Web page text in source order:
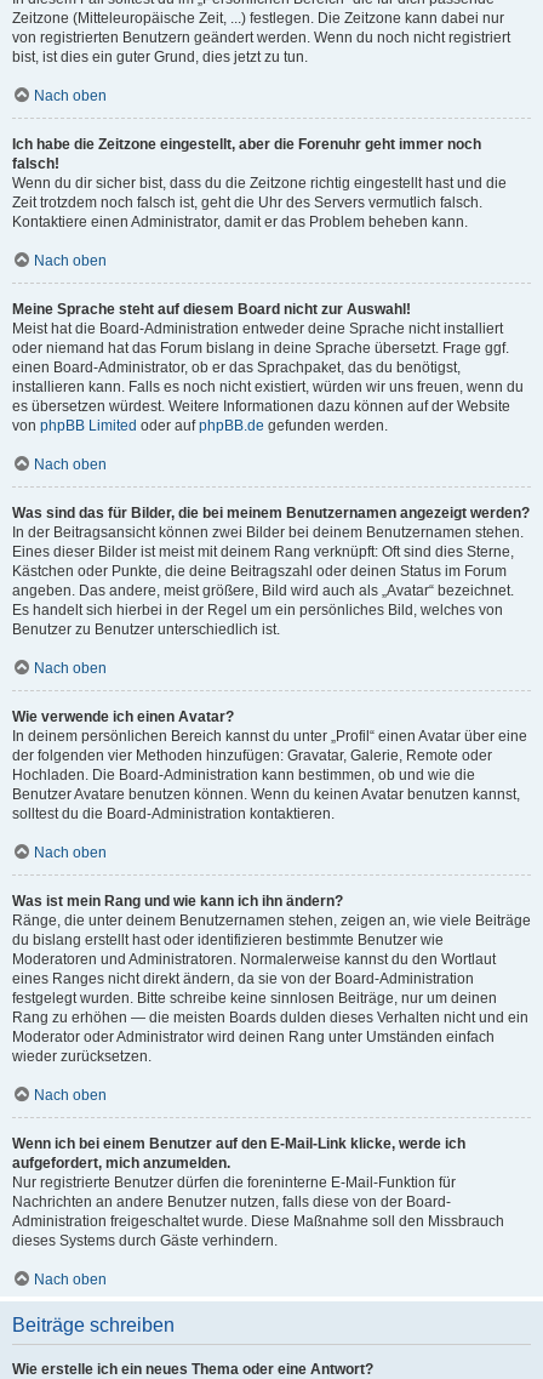
Zeitzone (Mitteleuropäische Zeit, ...) festlegen. Die Zeitzone kann dabei nur
von registrierten Benutzern geändert werden. Wenn du noch nicht registriert
bist, ist dies ein guter Grund, dies jetzt zu tun.
Nach oben
Ich habe die Zeitzone eingestellt, aber die Forenuhr geht immer noch
falsch!
Wenn du dir sicher bist, dass du die Zeitzone richtig eingestellt hast und die
Zeit trotzdem noch falsch ist, geht die Uhr des Servers vermutlich falsch.
Kontaktiere einen Administrator, damit er das Problem beheben kann.
Nach oben
Meine Sprache steht auf diesem Board nicht zur Auswahl!
Meist hat die Board-Administration entweder deine Sprache nicht installiert
oder niemand hat das Forum bislang in deine Sprache übersetzt. Frage ggf.
einen Board-Administrator, ob er das Sprachpaket, das du benötigst,
installieren kann. Falls es noch nicht existiert, würden wir uns freuen, wenn du
es übersetzen würdest. Weitere Informationen dazu können auf der Website
von phpBB Limited oder aufphpBB.de gefunden werden.
Nach oben
Was sind das für Bilder, die bei meinem Benutzernamen angezeigt werden?
In der Beitragsansicht können zwei Bilder bei deinem Benutzernamen stehen.
Eines dieser Bilder ist meist mit deinem Rang verknüpft: Oft sind dies Sterne,
Kästchen oder Punkte, die deine Beitragszahl oder deinen Status im Forum
angeben. Das andere, meist größere, Bild wird auch als „Avatar“ bezeichnet.
Es handelt sich hierbei in der Regel um ein persönliches Bild, welches von
Benutzer zu Benutzer unterschiedlich ist.
Nach oben
Wie verwende ich einen Avatar?
In deinem persönlichen Bereich kannst du unter „Profil“ einen Avatar über eine
der folgenden vier Methoden hinzufügen: Gravatar, Galerie, Remote oder
Hochladen. Die Board-Administration kann bestimmen, ob und wie die
Benutzer Avatare benutzen können. Wenn du keinen Avatar benutzen kannst,
solltest du die Board-Administration kontaktieren.
Nach oben
Was ist mein Rang und wie kann ich ihn ändern?
Ränge, die unter deinem Benutzernamen stehen, zeigen an, wie viele Beiträge
du bislang erstellt hast oder identifizieren bestimmte Benutzer wie
Moderatoren und Administratoren. Normalerweise kannst du den Wortlaut
eines Ranges nicht direkt ändern, da sie von der Board-Administration
festgelegt wurden. Bitte schreibe keine sinnlosen Beiträge, nur um deinen
Rang zu erhöhen — die meisten Boards dulden dieses Verhalten nicht und ein
Moderator oder Administrator wird deinen Rang unter Umständen einfach
wieder zurücksetzen.
Nach oben
Wenn ich bei einem Benutzer auf den E-Mail-Link klicke, werde ich
aufgefordert, mich anzumelden.
Nur registrierte Benutzer dürfen die foreninterne E-Mail-Funktion für
Nachrichten an andere Benutzer nutzen, falls diese von der Board-
Administration freigeschaltet wurde. Diese Maßnahme soll den Missbrauch
dieses Systems durch Gäste verhindern.
Nach oben
Beiträge schreiben
Wie erstelle ich ein neues Thema oder eine Antwort?